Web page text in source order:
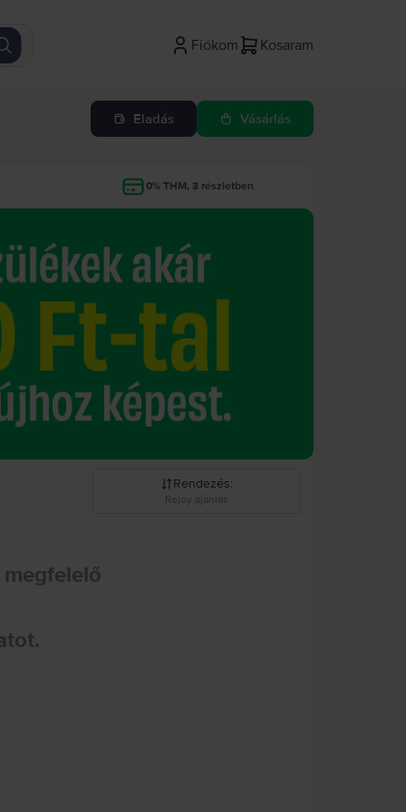
Fiókom Kosaram
Eladás Vásárlás
0% THM, 3 részletben
Rendezés:
Rejoy ajánlás
megfelelő